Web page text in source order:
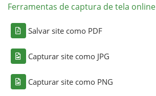
Ferramentas de captura de tela online
Salvar site como PDF
Capturar site como JPG
Capturar site como PNG